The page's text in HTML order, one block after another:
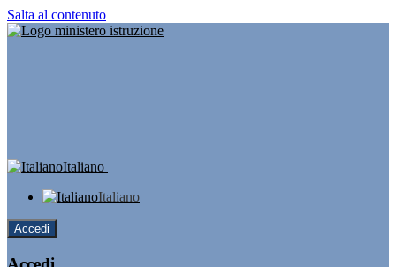
Salta al contenuto
Italiano
Italiano
Accedi